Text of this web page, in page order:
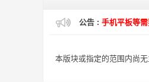
公告 : 手机平板等
本版块或指定的范围内尚